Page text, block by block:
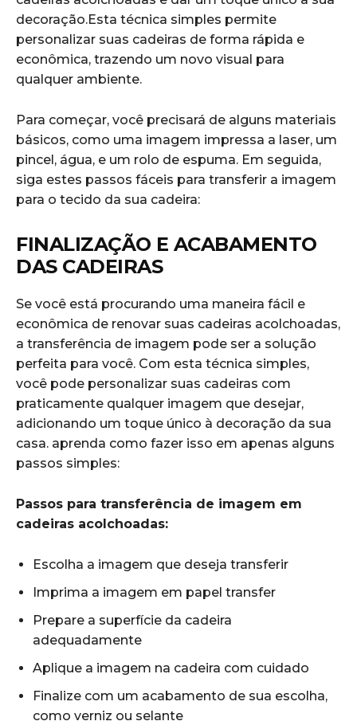
decoração.Esta técnica simples permite
personalizar suas cadeiras de forma rápida e
econômica, trazendo um novo visual​ para
qualquer ambiente.
Para começar, você precisará de alguns materiais
básicos,‌ como uma imagem impressa a‍ laser, um
pincel, água, e um rolo de espuma. Em seguida,
siga estes passos fáceis para transferir a imagem
para o tecido da sua cadeira:
FINALIZAÇÃO E⁢ ACABAMENTO
DAS CADEIRAS
Se você está ​procurando uma maneira fácil e
econômica de ⁣renovar suas ‌cadeiras acolchoadas,
a transferência​ de imagem pode ser a solução
perfeita para você. Com esta técnica simples,
você pode personalizar ⁤suas cadeiras com
praticamente qualquer imagem que desejar,
adicionando um​ toque único à decoração da sua
casa. aprenda como ⁤fazer isso em apenas alguns
passos simples:
Passos para transferência de imagem em
cadeiras acolchoadas:
Escolha a imagem que deseja ​transferir
Imprima a imagem em papel transfer
Prepare ⁣a superfície da cadeira
adequadamente
Aplique⁢ a imagem na cadeira ‍com cuidado
Finalize com um acabamento de sua escolha,
como verniz ou selante